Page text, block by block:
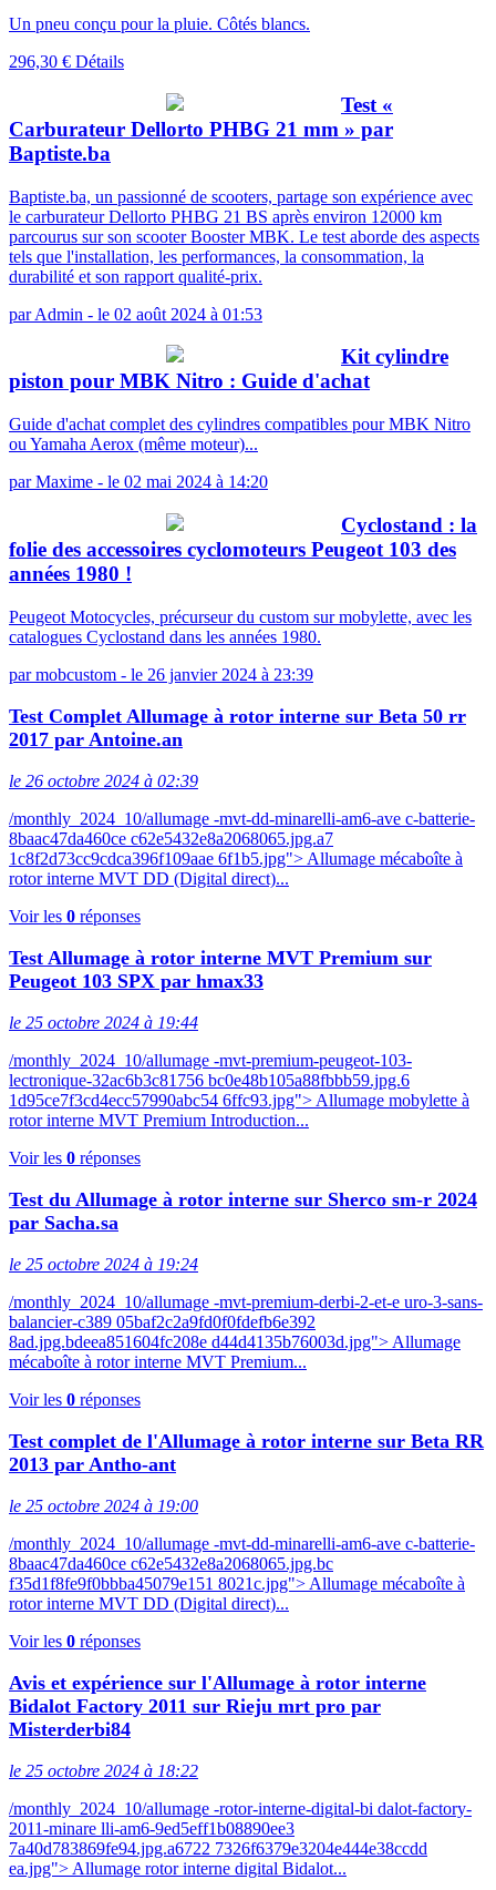
Un pneu conçu pour la pluie. Côtés blancs.
296,30 € Détails
Test «
Carburateur Dellorto PHBG 21 mm » par
Baptiste.ba
Baptiste.ba, un passionné de scooters, partage son expérience avec
le carburateur Dellorto PHBG 21 BS après environ 12000 km
parcourus sur son scooter Booster MBK. Le test aborde des aspects
tels que l'installation, les performances, la consommation, la
durabilité et son rapport qualité-prix.
parAdmin - le 02 août 2024 à 01:53
Kit cylindre
piston pour MBK Nitro : Guide d'achat
Guide d'achat complet des cylindres compatibles pour MBK Nitro
ou Yamaha Aerox (même moteur)...
parMaxime - le 02 mai 2024 à 14:20
Cyclostand : la
folie des accessoires cyclomoteurs Peugeot 103 des
années 1980 !
Peugeot Motocycles, précurseur du custom sur mobylette, avec les
catalogues Cyclostand dans les années 1980.
parmobcustom - le 26 janvier 2024 à 23:39
Test Complet Allumage à rotor interne sur Beta 50 rr
2017 par Antoine.an
le 26 octobre 2024 à 02:39
/monthly_2024_10/allumage -mvt-dd-minarelli-am6-ave c-batterie-
8baac47da460ce c62e5432e8a2068065.jpg.a7
1c8f2d73cc9cdca396f109aae 6f1b5.jpg"> Allumage mécaboîte à
rotor interne MVT DD (Digital direct)...
Voir les 0 réponses
Test Allumage à rotor interne MVT Premium sur
Peugeot 103 SPX par hmax33
le 25 octobre 2024 à 19:44
/monthly_2024_10/allumage -mvt-premium-peugeot-103-
lectronique-32ac6b3c81756 bc0e48b105a88fbbb59.jpg.6
1d95ce7f3cd4ecc57990abc54 6ffc93.jpg"> Allumage mobylette à
rotor interne MVT Premium Introduction...
Voir les 0 réponses
Test du Allumage à rotor interne sur Sherco sm-r 2024
par Sacha.sa
le 25 octobre 2024 à 19:24
/monthly_2024_10/allumage -mvt-premium-derbi-2-et-e uro-3-sans-
balancier-c389 05baf2c2a9fd0f0fdefb6e392
8ad.jpg.bdeea851604fc208e d44d4135b76003d.jpg"> Allumage
mécaboîte à rotor interne MVT Premium...
Voir les 0 réponses
Test complet de l'Allumage à rotor interne sur Beta RR
2013 par Antho-ant
le 25 octobre 2024 à 19:00
/monthly_2024_10/allumage -mvt-dd-minarelli-am6-ave c-batterie-
8baac47da460ce c62e5432e8a2068065.jpg.bc
f35d1f8fe9f0bbba45079e151 8021c.jpg"> Allumage mécaboîte à
rotor interne MVT DD (Digital direct)...
Voir les 0 réponses
Avis et expérience sur l'Allumage à rotor interne
Bidalot Factory 2011 sur Rieju mrt pro par
Misterderbi84
le 25 octobre 2024 à 18:22
/monthly_2024_10/allumage -rotor-interne-digital-bi dalot-factory-
2011-minare lli-am6-9ed5eff1b08890ee3
7a40d783869fe94.jpg.a6722 7326f6379e3204e444e38ccdd
ea.jpg"> Allumage rotor interne digital Bidalot...